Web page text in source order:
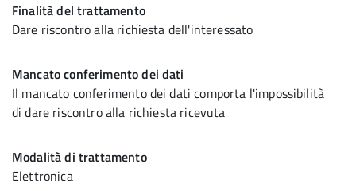
Finalità del trattamento
Dare riscontro alla richiesta dell'interessato
Mancato conferimento dei dati
Il mancato conferimento dei dati comporta l'impossibilità
di dare riscontro alla richiesta ricevuta
Modalità di trattamento
Elettronica